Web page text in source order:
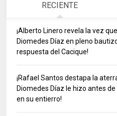
RECIENTE
¡Alberto Linero revela la vez
Diomedes Díaz en pleno
respuesta del Cacique!
¡Rafael Santos destapa la
Diomedes Díaz le hizo antes
en su entierro!